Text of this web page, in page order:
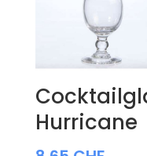
Hurricane